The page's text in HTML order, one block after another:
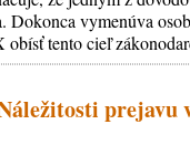
vymenúva
tento cieľ
prejavu